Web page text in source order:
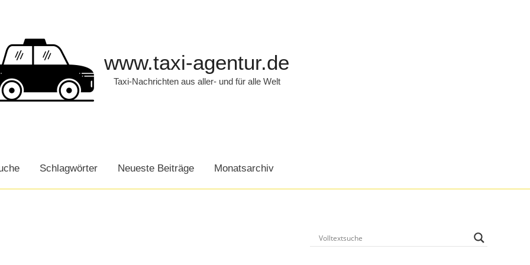
www.taxi-agentur.de
Taxi-Nachrichten aus aller- und für alle Welt
Schlagwörter Neueste Beiträge Monatsarchiv